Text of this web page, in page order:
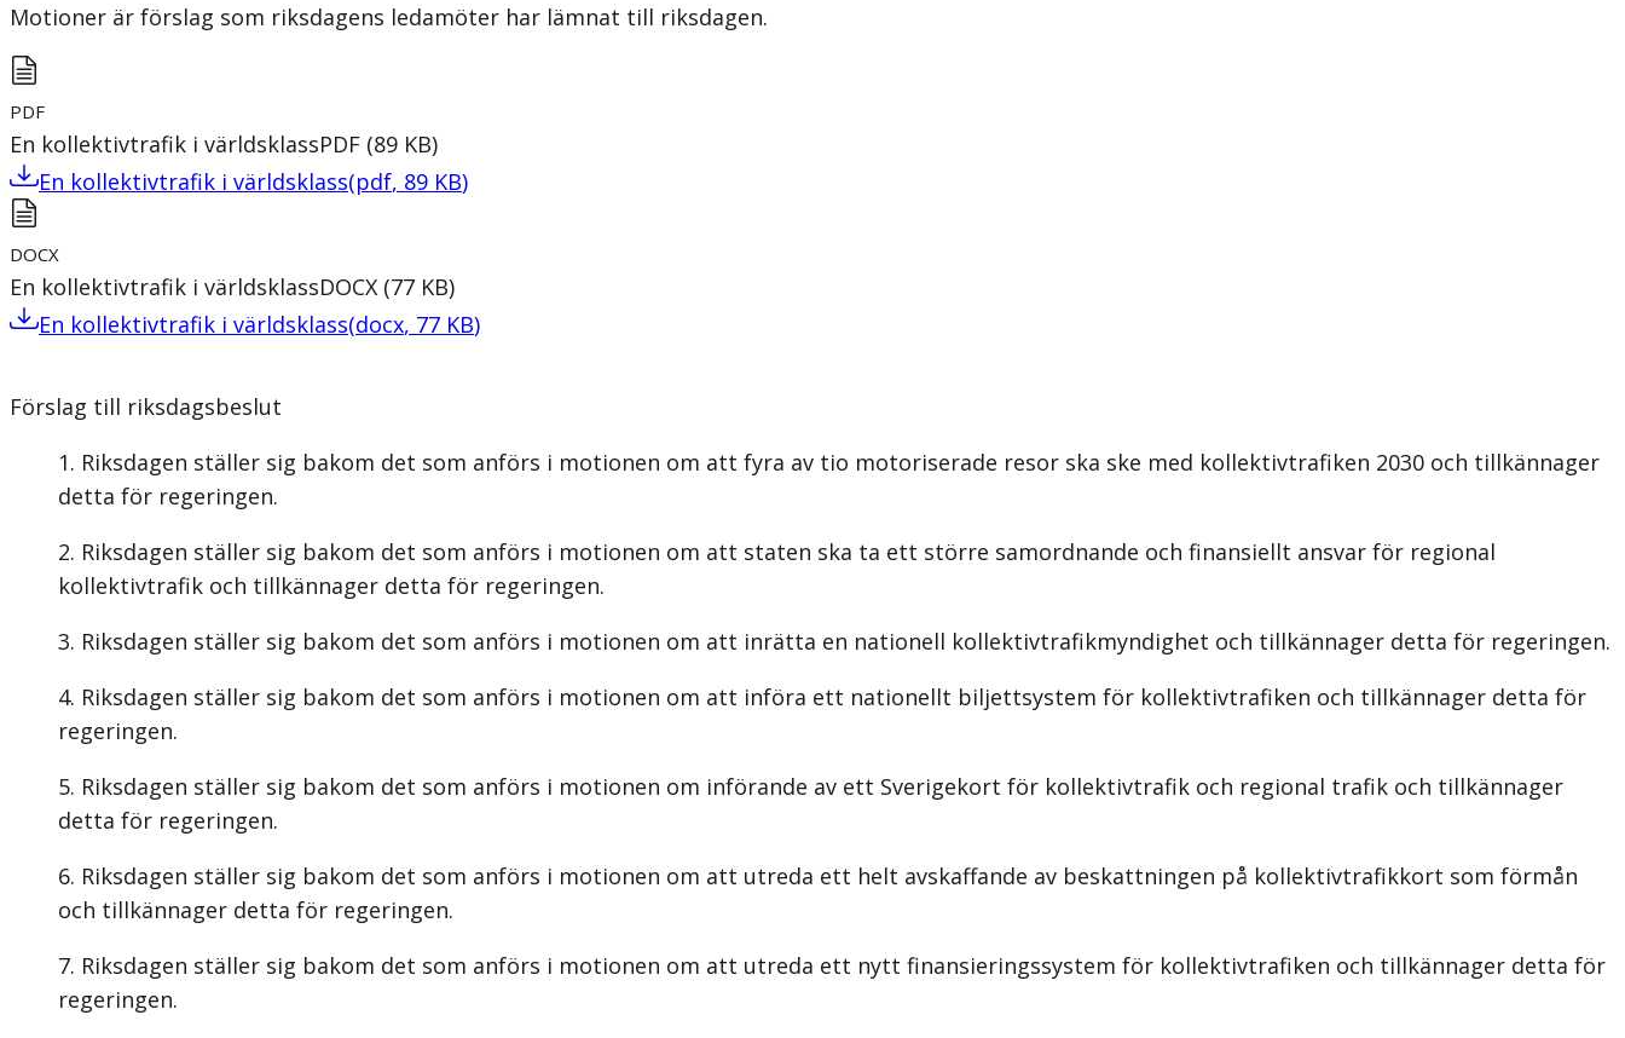
Motioner är förslag som riksdagens ledamöter har lämnat till riksdagen.
PDF
En kollektivtrafik i världsklassPDF (89 KB)
En kollektivtrafik i världsklass(pdf, 89 KB)
DOCX
En kollektivtrafik i världsklassDOCX (77 KB)
En kollektivtrafik i världsklass(docx, 77 KB)
Förslag till riksdagsbeslut
Riksdagen ställer sig bakom det som anförs i motionen om att fyra av tio motoriserade resor ska ske med kollektivtrafiken 2030 och tillkännager
detta för regeringen.
Riksdagen ställer sig bakom det som anförs i motionen om att staten ska ta ett större samordnande och finansiellt ansvar för regional
kollektivtrafik och tillkännager detta för regeringen.
Riksdagen ställer sig bakom det som anförs i motionen om att inrätta en nationell kollektivtrafikmyndighet och tillkännager detta för regeringen.
Riksdagen ställer sig bakom det som anförs i motionen om att införa ett nationellt biljettsystem för kollektivtrafiken och tillkännager detta för
regeringen.
Riksdagen ställer sig bakom det som anförs i motionen om införande av ett Sverigekort för kollektivtrafik och regional trafik och tillkännager
detta för regeringen.
Riksdagen ställer sig bakom det som anförs i motionen om att utreda ett helt avskaffande av beskattningen på kollektivtrafikkort som förmån
och tillkännager detta för regeringen.
Riksdagen ställer sig bakom det som anförs i motionen om att utreda ett nytt finansieringssystem för kollektivtrafiken och tillkännager detta för
regeringen.